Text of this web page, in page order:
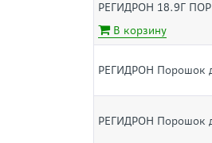
РЕГИДРОН 18.9Г
В корзину
РЕГИДРОН Порошок
РЕГИДРОН Порошок